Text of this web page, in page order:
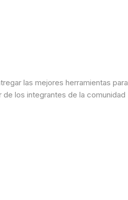
las mejores herramientas para
de los integrantes de la comunidad